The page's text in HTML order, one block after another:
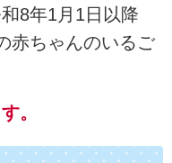
8年1月1日以降
赤ちゃんのいるご
。